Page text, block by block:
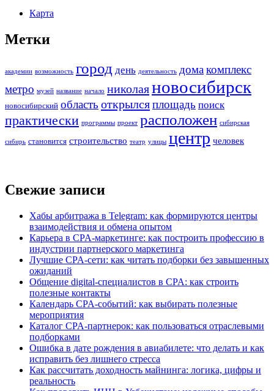
Карта
Метки
академии возможность город день деятельность домакомплекс
метро музей название начало николаяновосибирск
новосибирский область открылсяплощадь поиск
практически программы проект расположен сибирская
сибирь становится строительство театр улицы центр человек
Свежие записи
Хабы арбитража в Telegram: как формируются центры
взаимодействия и обмена опытом
Карьера в CPA-маркетинге: как построить профессию в
индустрии партнерского маркетинга
Лучшие CPA-сети: как читать подборки без завышенных
ожиданий
Общение digital-специалистов в CPA: как строить
полезные контакты
Календарь CPA-событий: как выбирать полезные
мероприятия
Каталог CPA-партнерок: как пользоваться отраслевыми
подборками
Ошибка в дате рождения в авиабилете: что делать и как
исправить без лишнего стресса
Как рассчитать доходность майнинга: логика, цифры и
реальность